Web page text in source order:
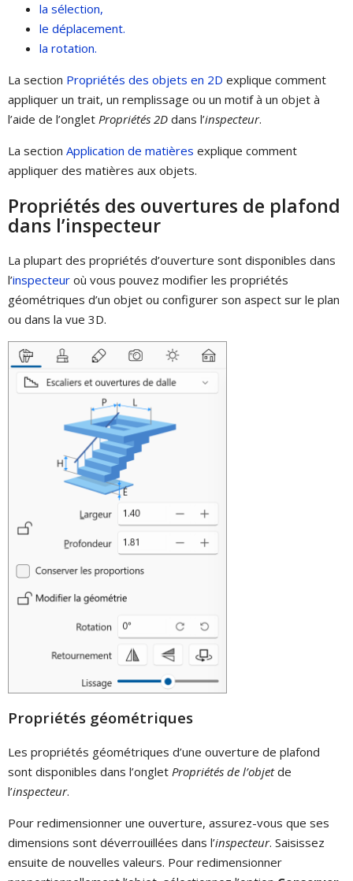
la sélection,
le déplacement.
la rotation.
La section Propriétés des objets en 2D explique comment
appliquer un trait, un remplissage ou un motif à un objet à
l’aide de l’onglet Propriétés 2D dans l’inspecteur.
La section Application de matières explique comment
appliquer des matières aux objets.
Propriétés des ouvertures de plafond
dans l’inspecteur
La plupart des propriétés d’ouverture sont disponibles dans
l’inspecteur où vous pouvez modifier les propriétés
géométriques d’un objet ou configurer son aspect sur le plan
ou dans la vue 3D.
Propriétés géométriques
Les propriétés géométriques d’une ouverture de plafond
sont disponibles dans l’onglet Propriétés de l’objetde
l’inspecteur.
Pour redimensionner une ouverture, assurez-vous que ses
dimensions sont déverrouillées dans l’inspecteur. Saisissez
ensuite de nouvelles valeurs. Pour redimensionner